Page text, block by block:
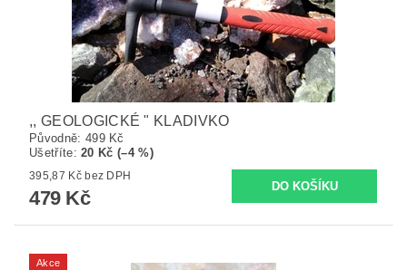
,, GEOLOGICKÉ " KLADIVKO
Původně: 499 Kč
Ušetříte:20 Kč (–4 %)
395,87 Kč bez DPH
479 Kč
Akce